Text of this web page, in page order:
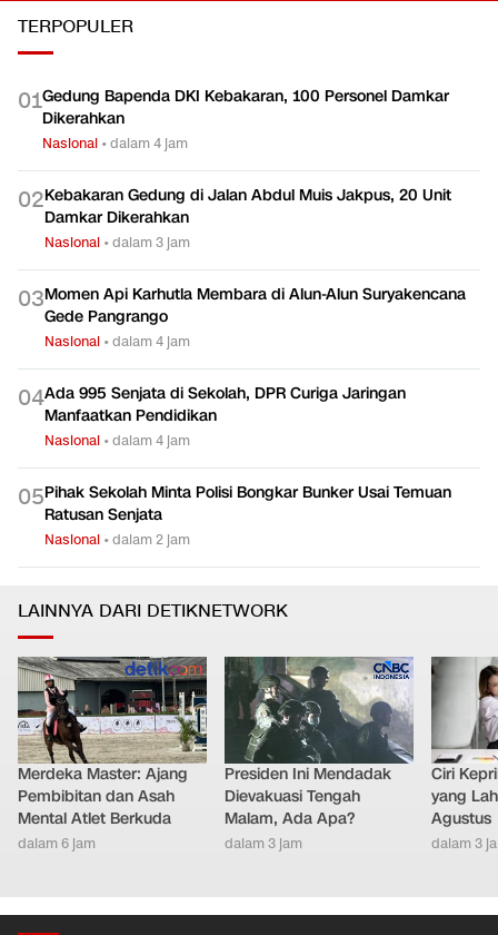
TERPOPULER
01Gedung Bapenda DKI Kebakaran, 100 Personel Damkar
Dikerahkan
Nasional •dalam 4 jam
02Kebakaran Gedung di Jalan Abdul Muis Jakpus, 20 Unit
Damkar Dikerahkan
Nasional •dalam 3 jam
03Momen Api Karhutla Membara di Alun-Alun Suryakencana
Gede Pangrango
Nasional •dalam 4 jam
04Ada 995 Senjata di Sekolah, DPR Curiga Jaringan
Manfaatkan Pendidikan
Nasional •dalam 4 jam
05Pihak Sekolah Minta Polisi Bongkar Bunker Usai Temuan
Ratusan Senjata
Nasional •dalam 2 jam
LAINNYA DARI DETIKNETWORK
Merdeka Master: Ajang
Pembibitan dan Asah
Mental Atlet Berkuda
dalam 6 jam
Presiden Ini Mendadak
Dievakuasi Tengah
Malam, Ada Apa?
dalam 3 jam
Ciri
yang
Agustus
dalam 3